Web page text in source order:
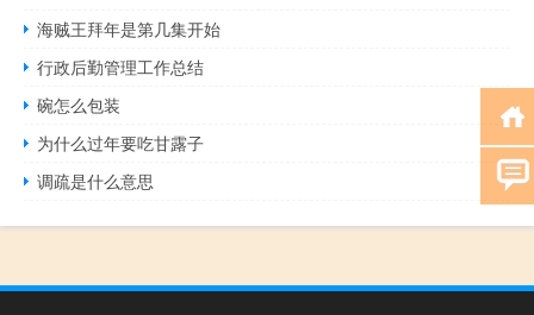
海贼王拜年是第几集开始
行政后勤管理工作总结
碗怎么包装
为什么过年要吃甘露子
调疏是什么意思